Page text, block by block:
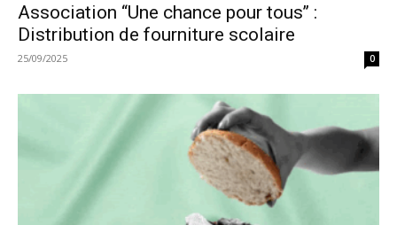
Association ‘‘Une chance pour tous’’ :
Distribution de fourniture scolaire
25/09/2025 0